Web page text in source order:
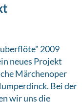
2009
neues Projekt
Märchenoper
Bei der
wir uns die